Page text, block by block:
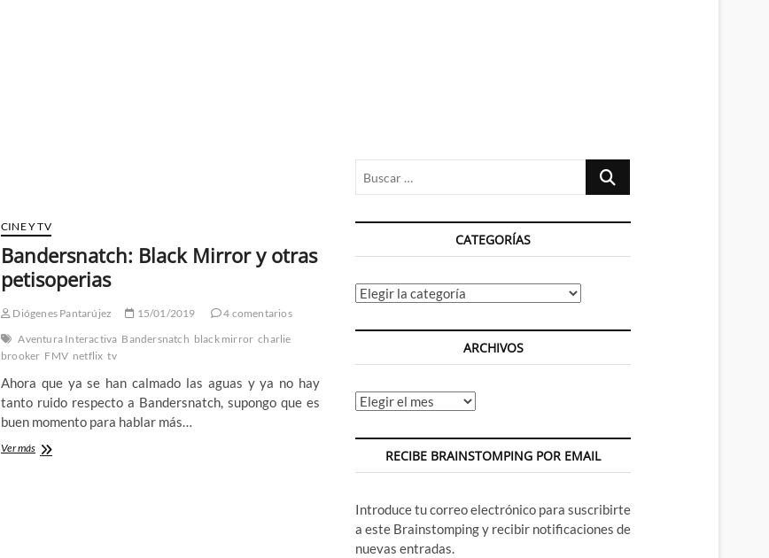
CINE Y TV
Bandersnatch: Black Mirror y otras
petisoperias
Diógenes Pantarújez 15/01/2019
4 comentarios
Aventura Interactiva Bandersnatch black mirror charlie
brooker FMV netflix tv
Ahora que ya se han calmado las aguas y ya no hay
tanto ruido respecto a Bandersnatch, supongo que es
buen momento para hablar más…
Ver másBandersnatch:
Buscar
CATEGORÍAS
Categorías
ARCHIVOS
Archivos
RECIBE BRAINSTOMPING POR EMAIL
Introduce tu correo electrónico para suscribirte
a este Brainstomping y recibir notificaciones de
nuevas entradas.